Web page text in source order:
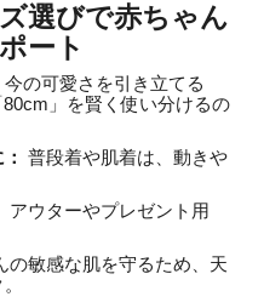
選びで赤ちゃん
ート
の可愛さを引き立てる
」を賢く使い分けるの
普段着や肌着は、動きや
アウターやプレゼント用
の敏感な肌を守るため、天